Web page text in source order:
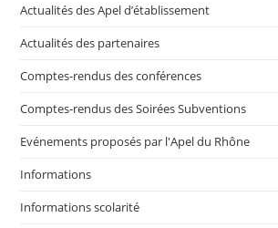
Actualités des Apel d’établissement
Actualités des partenaires
Comptes-rendus des conférences
Comptes-rendus des Soirées Subventions
Evénements proposés par l'Apel du Rhône
Informations
Informations scolarité